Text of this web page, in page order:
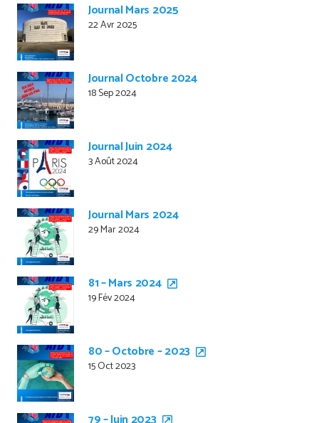
Journal Mars 2025
22 Avr 2025
Journal Octobre 2024
18 Sep 2024
Journal Juin 2024
3 Août 2024
Journal Mars 2024
29 Mar 2024
81 – Mars 2024
19 Fév 2024
80 – Octobre – 2023
15 Oct 2023